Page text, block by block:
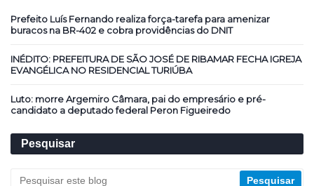
Prefeito Luís Fernando realiza força-tarefa para amenizar
buracos na BR-402 e cobra providências do DNIT
INÉDITO: PREFEITURA DE SÃO JOSÉ DE RIBAMAR FECHA IGREJA
EVANGÉLICA NO RESIDENCIAL TURIÚBA
Luto: morre Argemiro Câmara, pai do empresário e pré-
candidato a deputado federal Peron Figueiredo
Pesquisar